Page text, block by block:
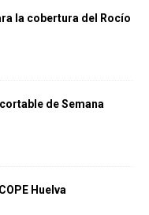
la cobertura del Rocío
de Semana
Huelva